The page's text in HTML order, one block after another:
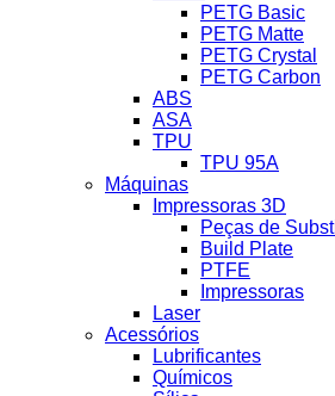
PETG Basic
PETG Matte
PETG Crystal
PETG Carbon
ABS
ASA
TPU
TPU 95A
Máquinas
Impressoras 3D
Peças de
Build Plate
PTFE
Impressoras
Laser
Acessórios
Lubrificantes
Químicos